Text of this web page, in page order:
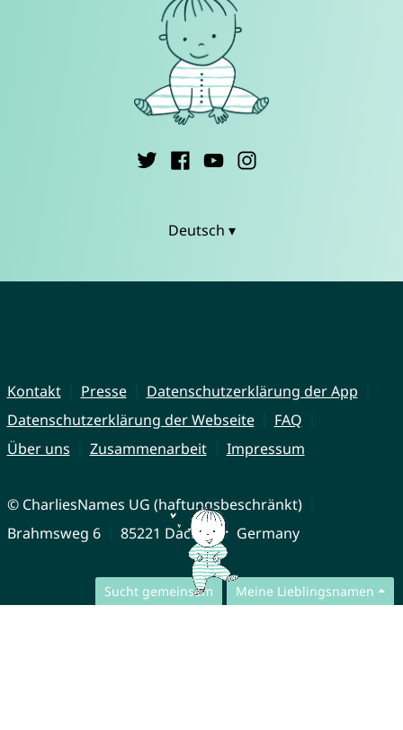
Sucht gemeinsam Meine Lieblingsnamen
Deutsch ▾
Kontakt Presse
Datenschutzerklärung der App
Datenschutzerklärung der Webseite
FAQ
Über uns
Zusammenarbeit Impressum
© CharliesNames UG (haftungsbeschränkt)
Brahmsweg 6
85221 Dachau Germany